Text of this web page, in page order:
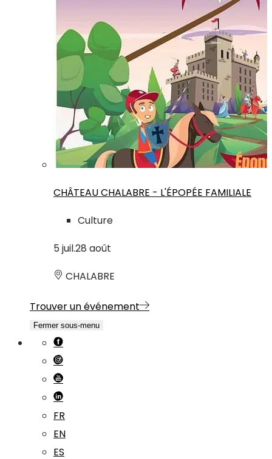
CHÂTEAU CHALABRE - L'ÉPOPÉE FAMILIALE
Culture
5 juil.28 août
CHALABRE
Trouver un événement
Fermer sous-menu
FR
EN
ES